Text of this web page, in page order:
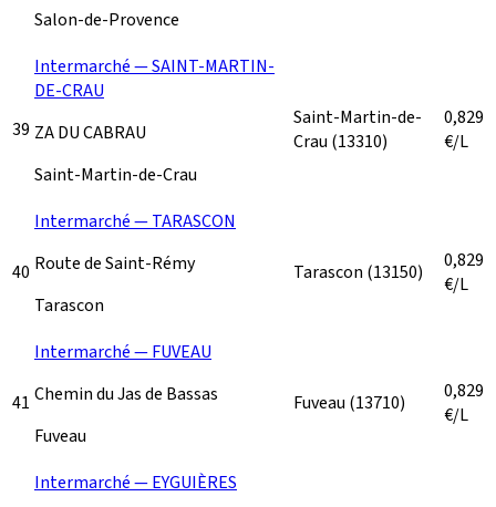
Salon-de-Provence
39
Intermarché — SAINT-MARTIN-
DE-CRAU
ZA DU CABRAU
Saint-Martin-de-Crau
Saint-Martin-de-
Crau (13310)
0,829
€/L
40
Intermarché — TARASCON
Route de Saint-Rémy
Tarascon
Tarascon (13150)
0,829
€/L
41
Intermarché — FUVEAU
Chemin du Jas de Bassas
Fuveau
Fuveau (13710)
0,829
€/L
Intermarché — EYGUIÈRES